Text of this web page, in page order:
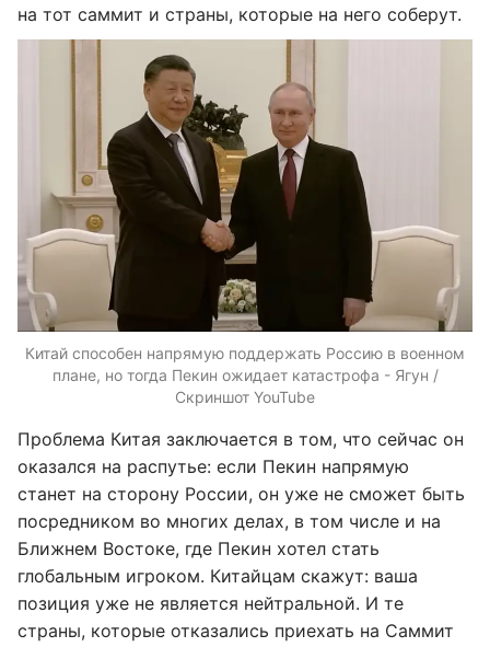
на тот саммит и страны, которые на него соберут.
Китай способен напрямую поддержать Россию в военном
плане, но тогда Пекин ожидает катастрофа - Ягун /
Скриншот YouTube
Проблема Китая заключается в том, что сейчас он
оказался на распутье: если Пекин напрямую
станет на сторону России, он уже не сможет быть
посредником во многих делах, в том числе и на
Ближнем Востоке, где Пекин хотел стать
глобальным игроком. Китайцам скажут: ваша
позиция уже не является нейтральной. И те
страны, которые отказались приехать на Саммит